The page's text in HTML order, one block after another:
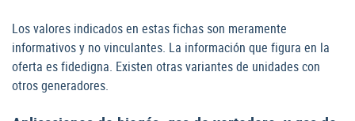
Los valores indicados en estas fichas son meramente
informativos y no vinculantes. La información que figura en la
oferta es fidedigna. Existen otras variantes de unidades con
otros generadores.